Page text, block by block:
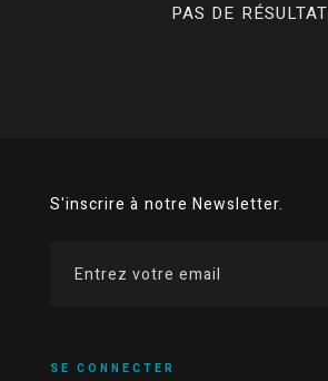
PAS DE RÉSULTAT
S'inscrire à notre Newsletter.
SE CONNECTER